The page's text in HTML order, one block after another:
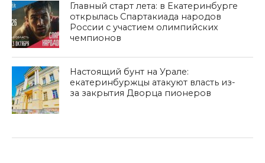
Главный старт лета: в Екатеринбурге
открылась Спартакиада народов
России с участием олимпийских
чемпионов
Настоящий бунт на Урале:
екатеринбуржцы атакуют власть из-
за закрытия Дворца пионеров